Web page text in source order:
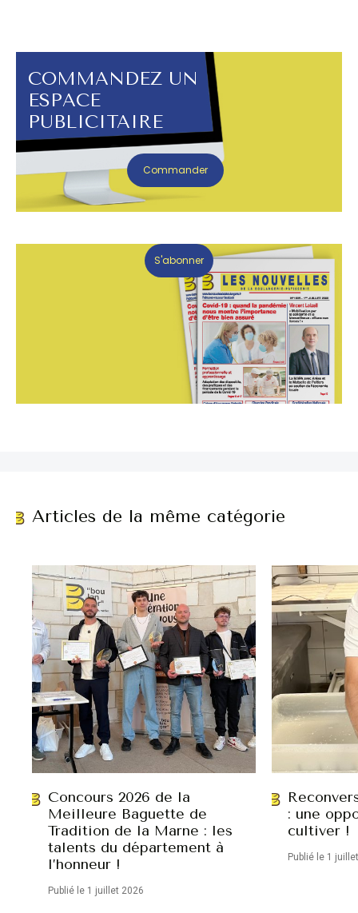
COMMANDEZ UN
ESPACE
PUBLICITAIRE
Commander
S'abonner
Articles de la même catégorie
Concours 2026 de la
Meilleure Baguette de
Tradition de la Marne : les
talents du département à
l’honneur !
Publié le 1 juillet 2026
: une
cultiver !
Publié le 1